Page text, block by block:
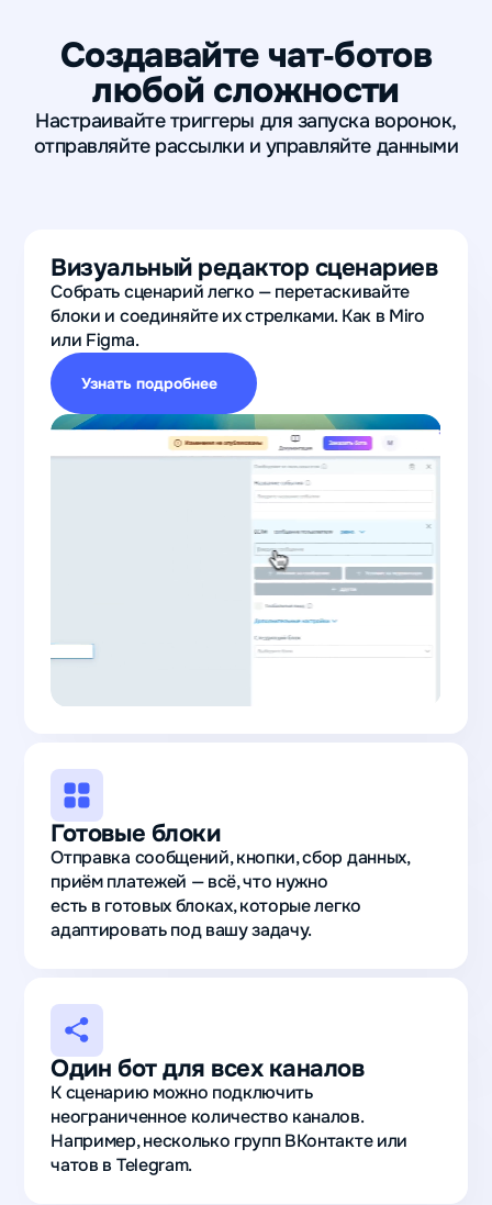
Создавайте чат‑ботов
любой сложности
Настраивайте триггеры для запуска воронок,
отправляйте рассылки и управляйте данными
Визуальный редактор сценариев
Собрать сценарий легко — перетаскивайте
блоки и соединяйте их стрелками. Как в Miro
или Figma.
Узнать подробнее
Готовые блоки
Отправка сообщений, кнопки, сбор данных,
приём платежей — всё, что нужно
есть в готовых блоках, которые легко
адаптировать под вашу задачу.
Один бот для всех каналов
К сценарию можно подключить
неограниченное количество каналов.
Например, несколько групп ВКонтакте или
чатов в Telegram.